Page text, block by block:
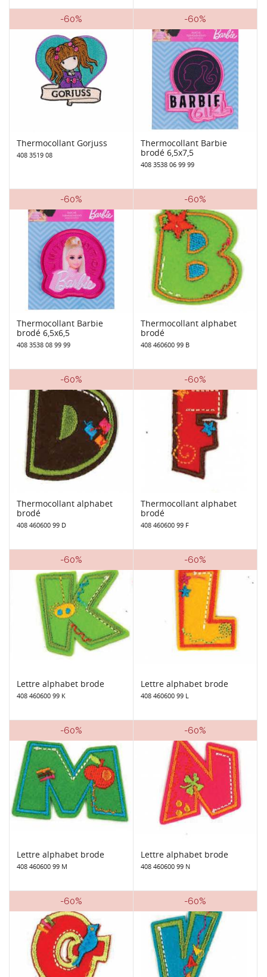
-60%
Thermocollant Gorjuss
408 3519 08
-60%
Thermocollant Barbie
brodé 6,5x7,5
408 3538 06 99 99
-60%
Thermocollant Barbie
brodé 6,5x6,5
408 3538 08 99 99
-60%
Thermocollant alphabet
brodé
408 460600 99 B
-60%
Thermocollant alphabet
brodé
408 460600 99 D
-60%
Thermocollant alphabet
brodé
408 460600 99 F
-60%
Lettre alphabet brode
408 460600 99 K
-60%
Lettre alphabet brode
408 460600 99 L
-60%
Lettre alphabet brode
408 460600 99 M
-60%
Lettre alphabet brode
408 460600 99 N
-60% -60%